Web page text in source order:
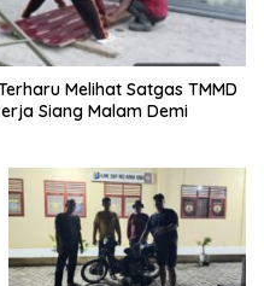
Melihat Satgas TMMD
Siang Malam Demi